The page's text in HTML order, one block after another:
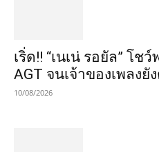
เริ่ด!! “เนเน่ รอยัล” โช
AGT จนเจ้าของเพลงยั
10/08/2026